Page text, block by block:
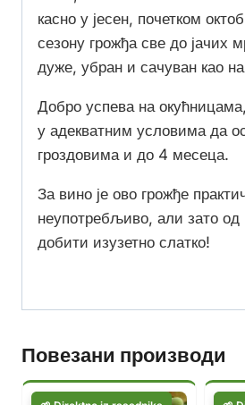
касно у јесен, почетком
сезону грожђа све до јачих
дуже, убран и сачуван као
Добро успева на
у адекватним условима да
гроздовима и до 4 месеца.
За вино је ово грожђе
неупотребљиво, али зато
добити изузетно слатко!
Повезани производи